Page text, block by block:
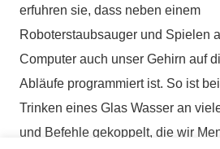
erfuhren sie, dass neben einem
Roboterstaubsauger und Spielen
Computer auch unser Gehirn auf
Abläufe programmiert ist. So ist
Trinken eines Glas Wasser an
und Befehle gekoppelt, die wir